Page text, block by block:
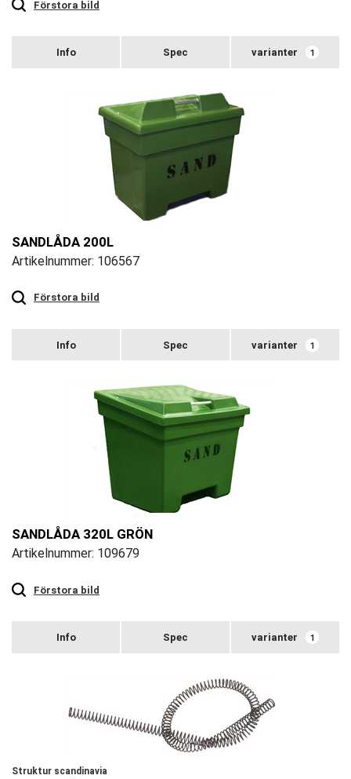
Förstora bild
varianter 1
SANDLÅDA 200L
Artikelnummer: 106567
Förstora bild
zoom
varianter 1
SANDLÅDA 320L GRÖN
Artikelnummer: 109679
Förstora bild
zoom
varianter 1
Struktur scandinavia